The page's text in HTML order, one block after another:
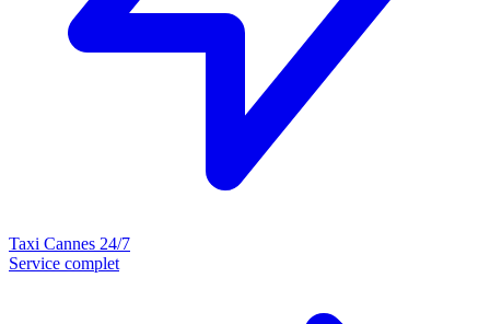
Taxi Cannes 24/7
Service complet